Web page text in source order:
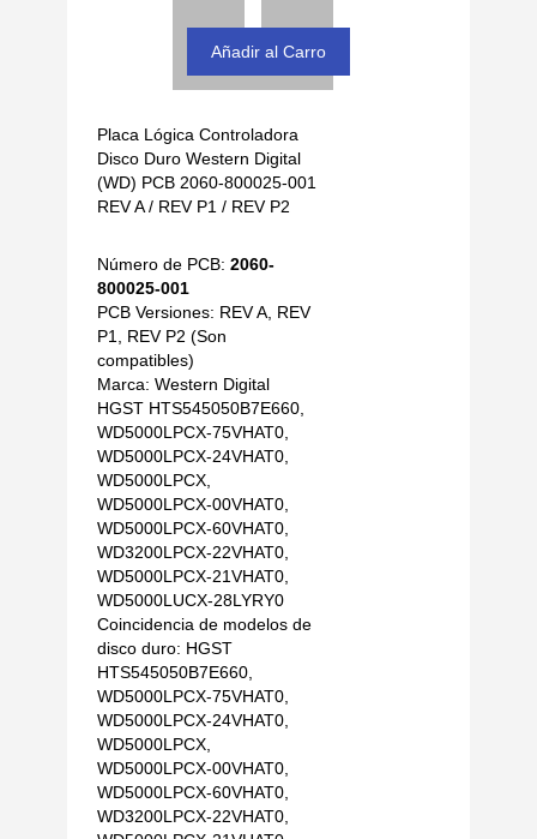
Placa Lógica Controladora
Disco Duro Western Digital
(WD) PCB 2060-800025-001
REV A / REV P1 / REV P2
Número de PCB: 2060-
800025-001
PCB Versiones: REV A, REV
P1, REV P2 (Son
compatibles)
Marca: Western Digital
HGST HTS545050B7E660,
WD5000LPCX-75VHAT0,
WD5000LPCX-24VHAT0,
WD5000LPCX,
WD5000LPCX-00VHAT0,
WD5000LPCX-60VHAT0,
WD3200LPCX-22VHAT0,
WD5000LPCX-21VHAT0,
WD5000LUCX-28LYRY0
Coincidencia de modelos de
disco duro: HGST
HTS545050B7E660,
WD5000LPCX-75VHAT0,
WD5000LPCX-24VHAT0,
WD5000LPCX,
WD5000LPCX-00VHAT0,
WD5000LPCX-60VHAT0,
WD3200LPCX-22VHAT0,